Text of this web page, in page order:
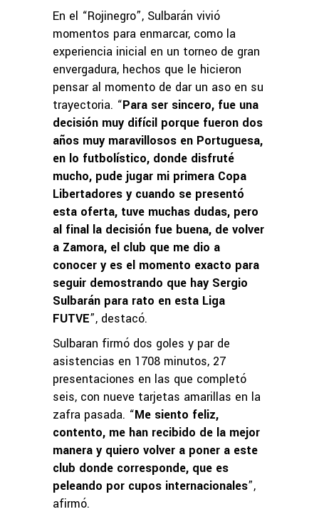
En el “Rojinegro”, Sulbarán vivió
momentos para enmarcar, como la
experiencia inicial en un torneo de gran
envergadura, hechos que le hicieron
pensar al momento de dar un aso en su
trayectoria. “Para ser sincero, fue una
decisión muy difícil porque fueron dos
años muy maravillosos en Portuguesa,
en lo futbolístico, donde disfruté
mucho, pude jugar mi primera Copa
Libertadores y cuando se presentó
esta oferta, tuve muchas dudas, pero
al final la decisión fue buena, de volver
a Zamora, el club que me dio a
conocer y es el momento exacto para
seguir demostrando que hay Sergio
Sulbarán para rato en esta Liga
FUTVE”, destacó.
Sulbaran firmó dos goles y par de
asistencias en 1708 minutos, 27
presentaciones en las que completó
seis, con nueve tarjetas amarillas en la
zafra pasada. “Me siento feliz,
contento, me han recibido de la mejor
manera y quiero volver a poner a este
club donde corresponde, que es
peleando por cupos internacionales”,
afirmó.